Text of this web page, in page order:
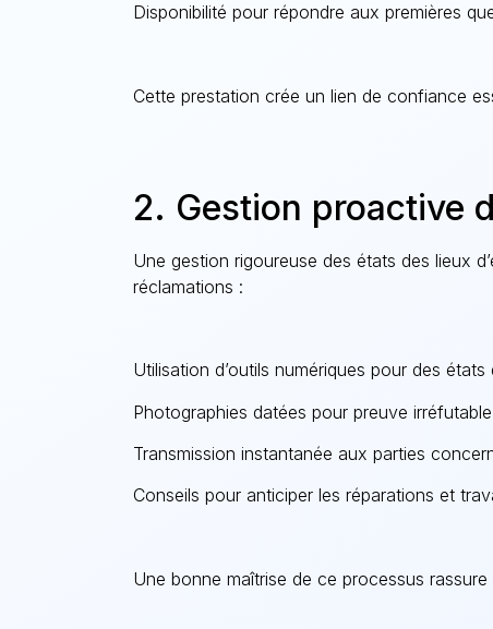
Disponibilité pour répondre aux premières
Cette prestation crée un lien de confiance
2. Gestion proactive
Une gestion rigoureuse des états des lieux
réclamations :
Utilisation d’outils numériques pour des
Photographies datées pour preuve irréfutable
Transmission instantanée aux parties
Conseils pour anticiper les réparations et
Une bonne maîtrise de ce processus